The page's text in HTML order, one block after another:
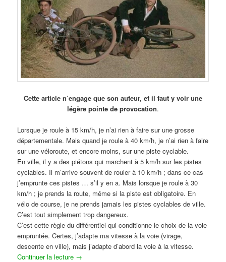
Cette article n’engage que son auteur, et il faut y voir une
légère pointe de provocation.
Lorsque je roule à 15 km/h, je n’ai rien à faire sur une grosse
départementale. Mais quand je roule à 40 km/h, je n’ai rien à faire
sur une véloroute, et encore moins, sur une piste cyclable.
En ville, il y a des piétons qui marchent à 5 km/h sur les pistes
cyclables. Il m’arrive souvent de rouler à 10 km/h ; dans ce cas
j’emprunte ces pistes … s’il y en a. Mais lorsque je roule à 30
km/h ; je prends la route, même si la piste est obligatoire. En
vélo de course, je ne prends jamais les pistes cyclables de ville.
C’est tout simplement trop dangereux.
C’est cette règle du différentiel qui conditionne le choix de la voie
empruntée. Certes, j’adapte ma vitesse à la voie (virage,
descente en ville), mais j’adapte d’abord la voie à la vitesse.
Continuer la lecture →